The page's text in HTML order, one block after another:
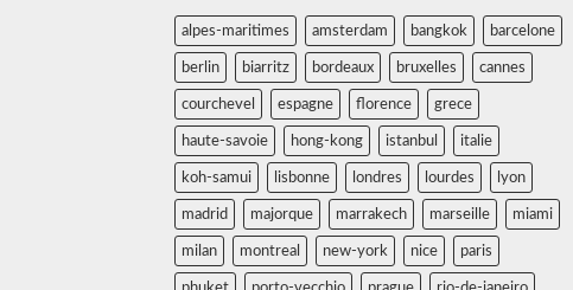
alpes-maritimes amsterdam bangkok barcelone
berlin biarritz bordeaux bruxelles cannes
courchevel espagne florence grece
haute-savoie hong-kong istanbul italie
koh-samui lisbonne londres lourdes lyon
madrid majorque marrakech marseille miami
milan montreal new-york nice paris